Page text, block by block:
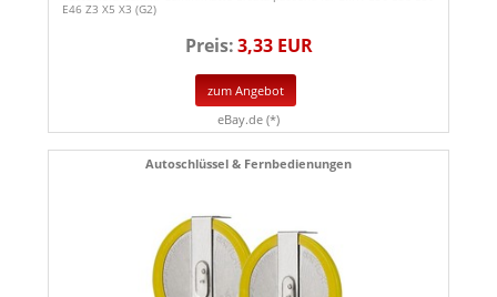
E46 Z3 X5 X3 (G2)
Preis:3,33 EUR
zum Angebot
eBay.de (*)
Autoschlüssel & Fernbedienungen